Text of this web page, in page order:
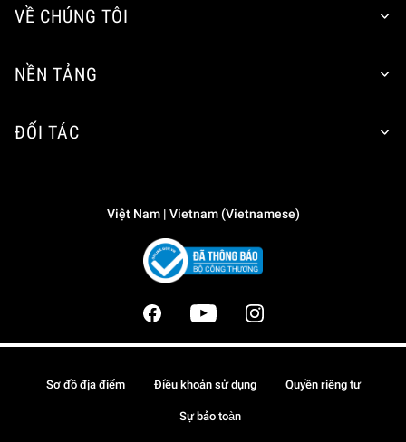
VỀ CHÚNG TÔI
NỀN TẢNG
ĐỐI TÁC
Việt Nam | Vietnam (Vietnamese)
Sơ đồ địa điểm Điều khoản sử dụng Quyền riêng tư
Sự bảo toàn